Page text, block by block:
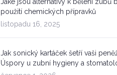
použití chemických přípravků
listopadu 16, 2025
Jak sonický kartáček šetří vaši
Úspory u zubní hygieny a